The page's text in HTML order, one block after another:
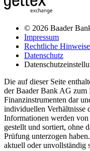
© 2026 Baader
Impressum
Rechtliche Hinweise
Datenschutz
Die auf dieser Seite
der Baader Bank AG
Finanzinstrumenten dar
individuellen Verhältnisse
Informationen werden
gestellt und sortiert, ohne
Prüfung unterzogen
aktuell oder unvollständig